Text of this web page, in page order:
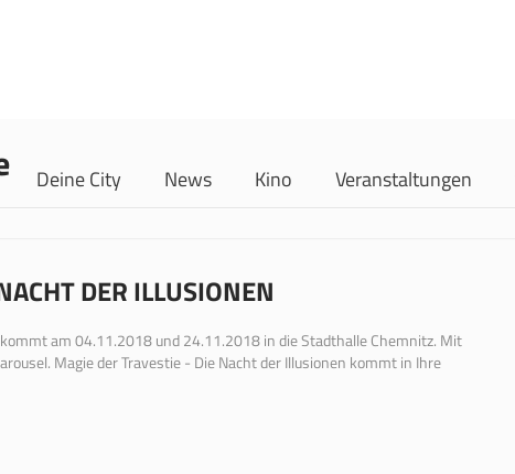
Deine City News Kino Veranstaltungen
DER ILLUSIONEN
am 04.11.2018 und 24.11.2018 in die Stadthalle Chemnitz. Mit
Magie der Travestie - Die Nacht der Illusionen kommt in Ihre